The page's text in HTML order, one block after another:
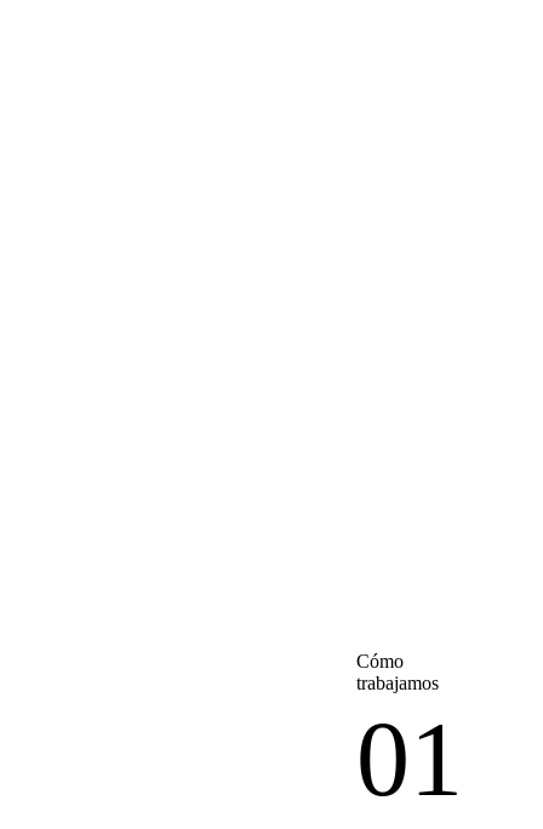
Cómo
trabajamos
01